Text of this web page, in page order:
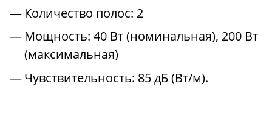
Количество полос: 2
Мощность: 40 Вт (номинальная), 200 Вт
(максимальная)
Чувствительность: 85 дБ (Вт/м).